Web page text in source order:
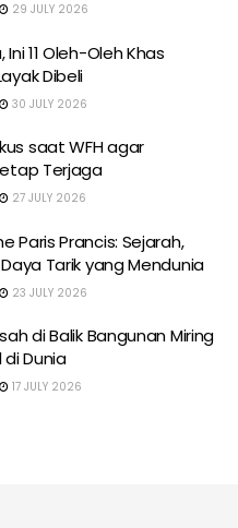
29 JULY 2026
11 Oleh-Oleh Khas
Dibeli
30 JULY 2026
saat WFH agar
Terjaga
27 JULY 2026
Paris Prancis: Sejarah,
Tarik yang Mendunia
23 JULY 2026
di Balik Bangunan Miring
di Dunia
17 JULY 2026